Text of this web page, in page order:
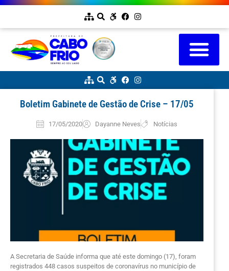
Boletim Gabinete de Gestão de Crise – 17/05
17/05/2020 Dayanne Neves Notícias
A Secretaria de Saúde informa que até este domingo (17), foram
registrados 448 casos suspeitos de coronavírus no município de